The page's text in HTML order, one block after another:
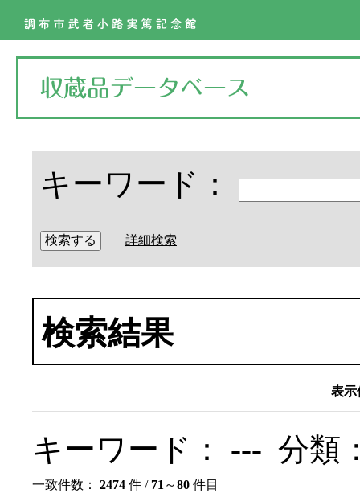
キーワード：
詳細検索
検索結果
表示
キーワード： --- 分類
一致件数： 2474 件 / 71 ～80 件目